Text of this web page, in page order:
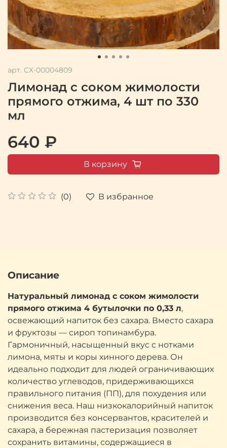
арт. СХ-00004809
Лимонад с соком жимолости
прямого отжима, 4 шт по 330
мл
(0) В избранное
640 ₽
В корзину
Описание
Натуральный лимонад с соком жимолости
прямого отжима 4 бутылочки по 0,33 л,
освежающий напиток без сахара. Вместо сахара
и фруктозы — сироп топинамбура.
Гармоничный, насыщенный вкус с нотками
лимона, мяты и коры хинного дерева. Он
идеально подходит для людей ограничивающих
количество углеводов, придерживающихся
правильного питания (ПП), для похудения или
снижения веса. Наш низкокалорийный напиток
производится без консервантов, красителей и
сахара, а бережная пастеризация позволяет
сохранить витамины, содержащиеся в